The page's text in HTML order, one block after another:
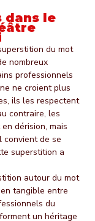
dans le
du mot
nombreux
professionnels
ne croient plus
ils les respectent
contraire, les
dérision, mais
convient de se
superstition a
autour du mot
tangible entre
du
un héritage